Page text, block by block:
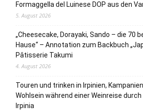
Formaggella del Luinese DOP aus den
5. August 2026
„Cheesecake, Dorayaki, Sando – die 70
Hause“ – Annotation zum Backbuch
Pâtisserie Takumi
4. August 2026
Touren und trinken in Irpinien,
Wohlsein während einer Weinreise
Irpinia